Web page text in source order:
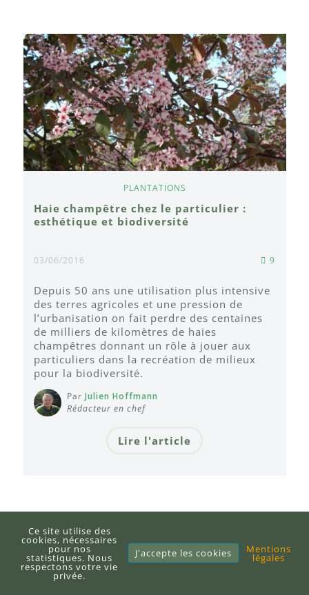
PLANTATIONS
Haie champêtre chez le particulier :
esthétique et biodiversité
03/06/2016 9
Depuis 50 ans une utilisation plus intensive
des terres agricoles et une pression de
l’urbanisation on fait perdre des centaines
de milliers de kilomètres de haies
champêtres donnant un rôle à jouer aux
particuliers dans la recréation de milieux
pour la biodiversité.
Par Julien Hoffmann
Rédacteur en chef
Lire l'article
Ce site utilise des
cookies, nécessaires
pour nos
statistiques. Nous
respectons votre vie
privée.
J'accepte les cookies Mentions
légales